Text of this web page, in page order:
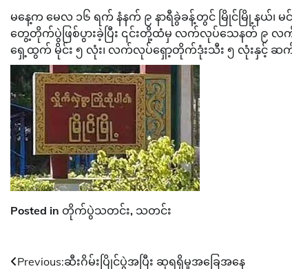
မနေ့က မေလ ၁၆ ရက် နံနက် ၉ နာရီခွဲခန့်တွင် မြိုင်မြို့နယ်၊ မင်
တွေ့တိုက်ပွဲဖြစ်ပွားခဲ့ပြီး ၎င်းတို့ထံမှ လက်လုပ်သေနတ် ၉ လ
ရှေ့ထွက် မိုင်း ၅ လုံး၊ လက်လုပ်ရှော့တိုက်ဒုံးသီး ၅ လုံးနှင့် ဆက်
Posted in တိုက်ပွဲသတင်း, သတင်း
Post
Previous:ဆီးဂိမ်းပြိုင်ပွဲအပြီး ဆုရရှိမှုအခြေအနေ